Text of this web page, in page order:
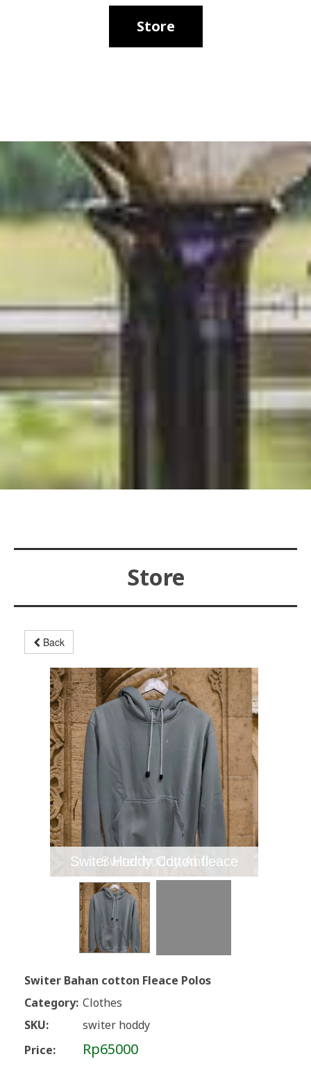
Store
Store
Back
Switer hoddy Abu
Switer Hoddy Cotton fleace
Switer Bahan cotton Fleace Polos
Category: Clothes
SKU:
switer hoddy
Price:
Rp65000